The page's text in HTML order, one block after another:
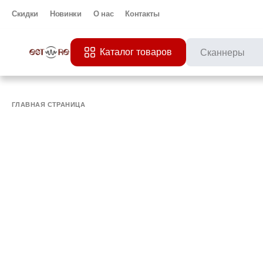
Скидки Новинки О нас Контакты
Каталог товаров
ГЛАВНАЯ СТРАНИЦА